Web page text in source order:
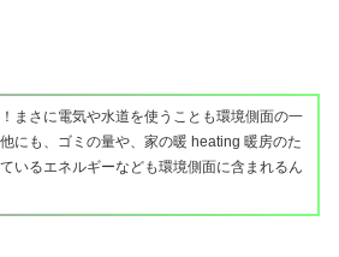
まさに電気や水道を使うことも環境側面の一
にも、ゴミの量や、家の暖 heating 暖房のた
いるエネルギーなども環境側面に含まれるん